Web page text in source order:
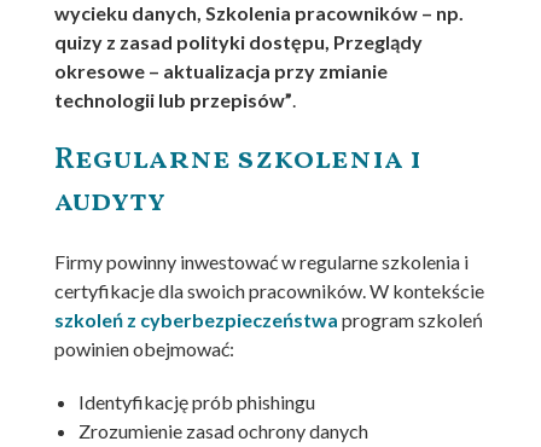
wycieku danych, Szkolenia pracowników – np.
quizy z zasad polityki dostępu, Przeglądy
okresowe – aktualizacja przy zmianie
technologii lub przepisów”.
Regularne szkolenia i
audyty
Firmy powinny inwestować w regularne szkolenia i
certyfikacje dla swoich pracowników. W kontekście
szkoleń z cyberbezpieczeństwa program szkoleń
powinien obejmować:
Identyfikację prób phishingu
Zrozumienie zasad ochrony danych